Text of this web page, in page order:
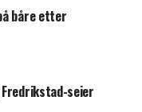
båre etter
seier